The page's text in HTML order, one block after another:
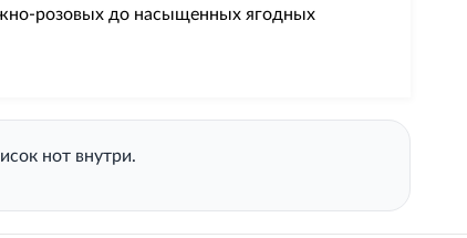
розовых до насыщенных ягодных
нот внутри.